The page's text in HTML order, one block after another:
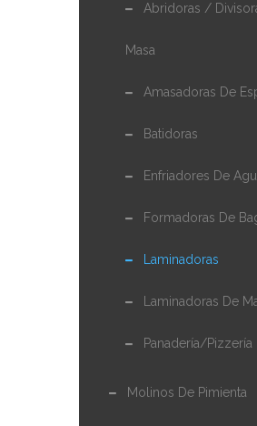
Abridoras /
Masa
Amasadoras De
Batidoras
Enfriadores De
Formadoras De
Laminadoras
Laminadoras De
Panadería/Pizzería
Molinos De Pimienta